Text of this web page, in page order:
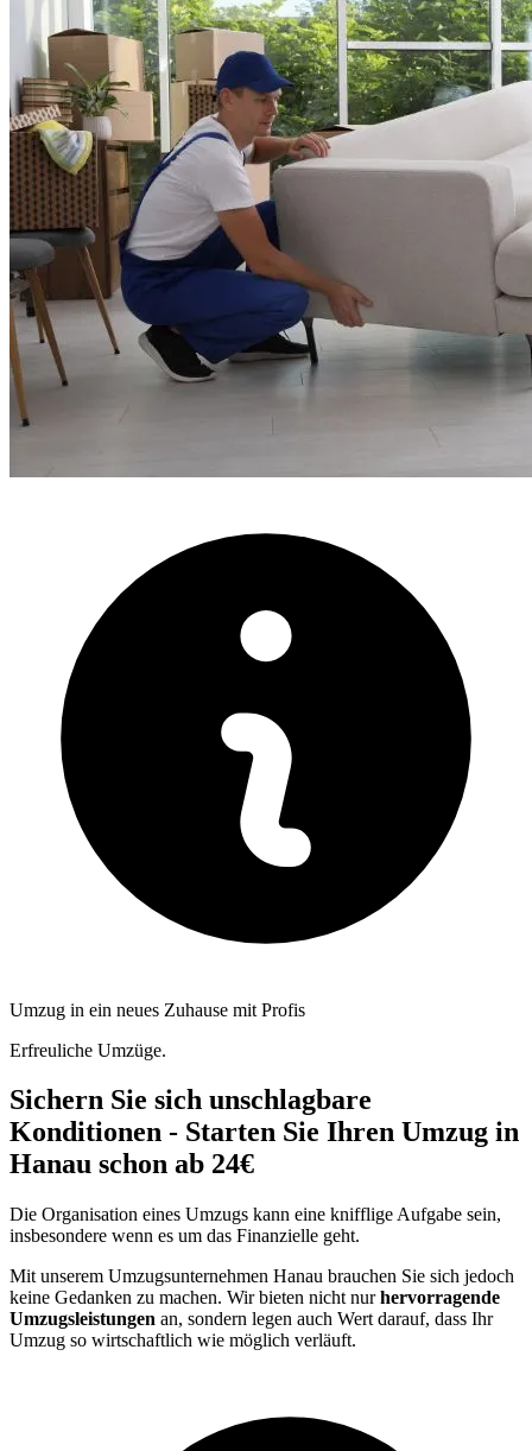
Umzug in ein neues Zuhause mit Profis
Erfreuliche Umzüge.
Sichern Sie sich unschlagbare
Konditionen - Starten Sie Ihren Umzug in
Hanau schon ab 24€
Die Organisation eines Umzugs kann eine knifflige Aufgabe sein,
insbesondere wenn es um das Finanzielle geht.
Mit unserem Umzugsunternehmen Hanau brauchen Sie sich jedoch
keine Gedanken zu machen. Wir bieten nicht nurhervorragende
Umzugsleistungen an, sondern legen auch Wert darauf, dass Ihr
Umzug so wirtschaftlich wie möglich verläuft.